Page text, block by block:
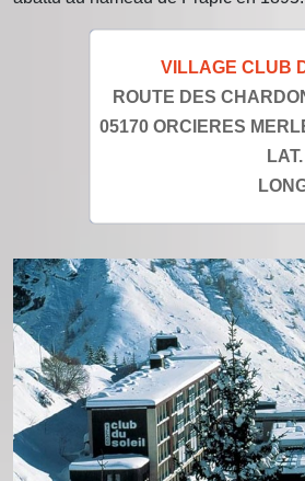
VILLAGE CLUB
ROUTE DES
05170 ORCIERES